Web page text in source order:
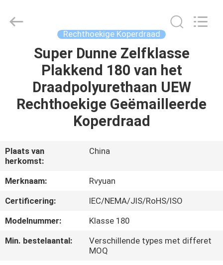
PRODUCTEN
ONGEVEER
ONS
FABRIEKSREIS
KWALITEITSCONTROLE
Material
Co,.Ltd.
Rechthoekige Koperdraad
Super Dunne Zelfklasse
Plakkend 180 van het
Draadpolyurethaan UEW
Rechthoekige Geëmailleerde
Koperdraad
Plaats van
herkomst:
China
Merknaam:
Rvyuan
Certificering:
IEC/NEMA/JIS/RoHS/ISO
Modelnummer:
Klasse 180
Min. bestelaantal:
Verschillende types met differet
MOQ